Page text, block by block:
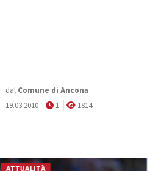
dal Comune di Ancona
19.03.2010
1 1814
ATTUALITÀ